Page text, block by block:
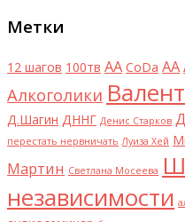
Метки
12 шагов 100тв AA CoDa АА
Алкоголики
Д.Шагин ДННГ Денис Старков
перестать нервничать Луиза Хей
Мартин Светлана Мосеева
независимости